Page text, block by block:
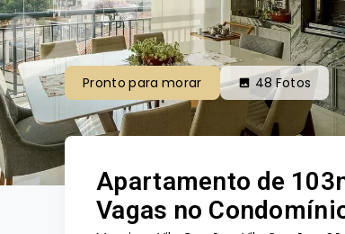
Pronto para morar 48Fotos
Apartamento de
Vagas no